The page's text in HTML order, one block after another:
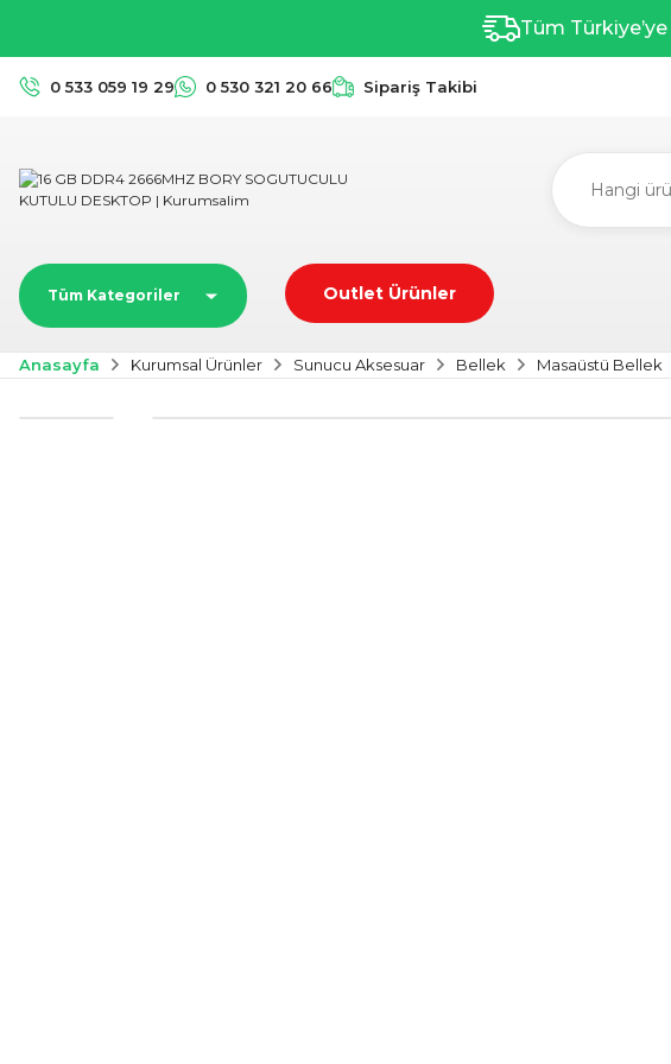
Tüm Türkiye’ye
0 533 059 19 29 0 530 321 20 66 Sipariş Takibi
Tüm Kategoriler Outlet Ürünler
Anasayfa Kurumsal Ürünler Sunucu Aksesuar Bellek Masaüstü Bellek